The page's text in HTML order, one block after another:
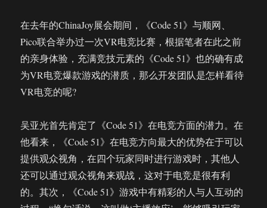
在去年的ChinaJoy展会期间，《Code 51》与顺网、
Pico联合举办过一次VR电竞比赛，根据笔者在此之前
的亲身体验，充满竞技元素的《Code 51》也的确有成
为VR电竞爆款游戏的潜质，那么开发团队是怎样看待
VR电竞的呢?
吴亚光首先肯定了《Code 51》在电竞方面的潜力。在
他看来，《Code 51》在电竞方向最大的优势在于可以
提供观众视角，在四个玩家同时进行游戏时，其他人
还可以通过观众视角来观战，这对于电竞是很有利
的。其次，《Code 51》游戏中有精彩的人与人互动的